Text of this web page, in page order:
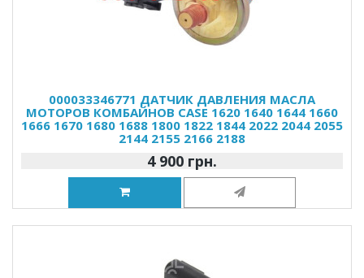
000033346771 ДАТЧИК ДАВЛЕНИЯ МАСЛА
МОТОРОВ КОМБАЙНОВ CASE 1620 1640 1644 1660
1666 1670 1680 1688 1800 1822 1844 2022 2044 2055
2144 2155 2166 2188
4 900 грн.